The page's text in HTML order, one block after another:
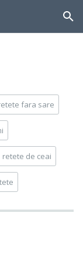
fara sare
retete de ceai